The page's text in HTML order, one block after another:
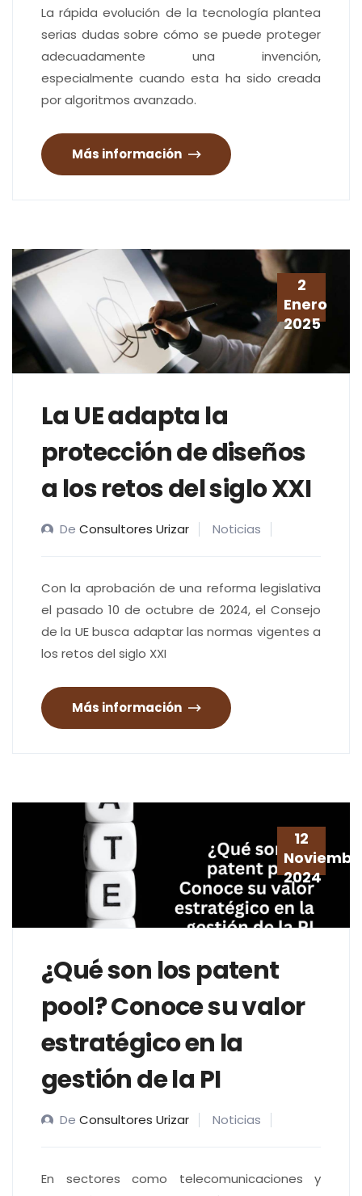
La rápida evolución de la tecnología plantea
serias dudas sobre cómo se puede proteger
adecuadamente una invención,
especialmente cuando esta ha sido creada
por algoritmos avanzado.
Más información
2
Enero
2025
La UE adapta la
protección de diseños
a los retos del siglo XXI
De Consultores Urizar Noticias
Con la aprobación de una reforma legislativa
el pasado 10 de octubre de 2024, el Consejo
de la UE busca adaptar las normas vigentes a
los retos del siglo XXI
Más información
12
2024
¿Qué son los patent
pool? Conoce su valor
estratégico en la
gestión de la PI
De Consultores Urizar Noticias
En sectores como telecomunicaciones y